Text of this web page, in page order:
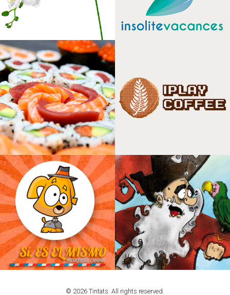
© 2026 Tintats. All rights reserved.